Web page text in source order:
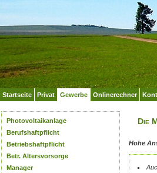
Startseite Privat Gewerbe Onlinerechner
Photovoltaikanlage
Berufshaftpflicht
Betriebshaftpflicht
Betr. Altersvorsorge
Manager
Die
Hohe